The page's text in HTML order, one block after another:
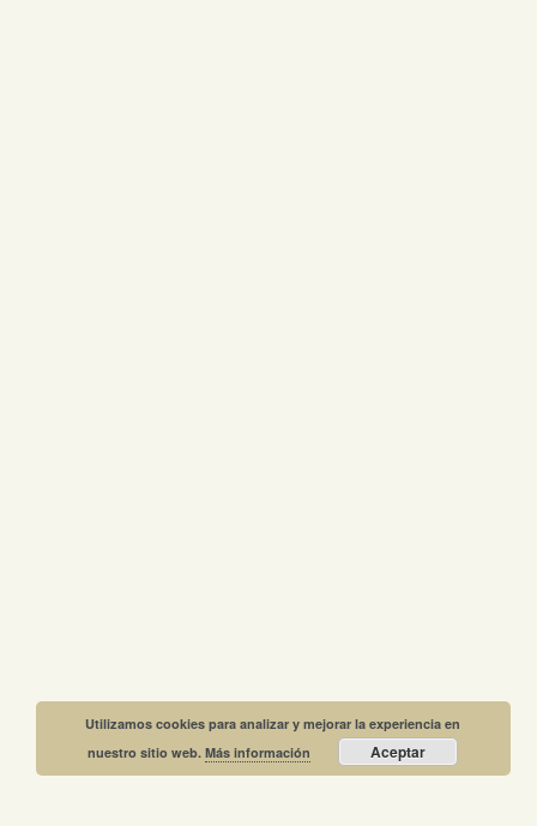
Utilizamos cookies para analizar y mejorar la experiencia en
nuestro sitio web.Más información Aceptar